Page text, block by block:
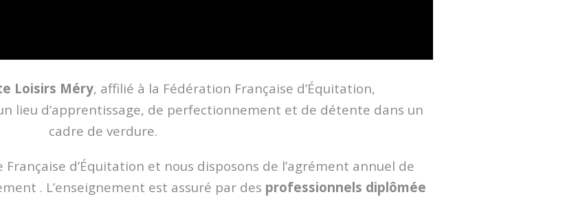
Loisirs Méry, affilié à la Fédération Française d’Équitation,
lieu d’apprentissage, de perfectionnement et de détente dans un
cadre de verdure.
Française d’Équitation et nous disposons de l’agrément annuel de
. L’enseignement est assuré par des professionnels diplômée